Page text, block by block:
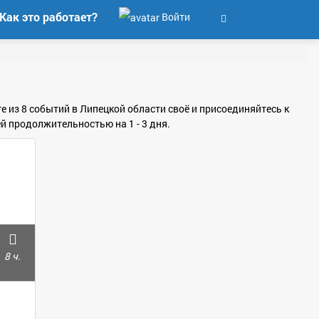
Как это работает? Войти
8 событий в Липецкой области своё и присоединяйтесь к
продолжительностью на 1 - 3 дня.
8 ч.